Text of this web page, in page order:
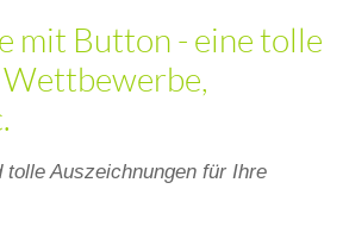
mit Button - eine tolle
Auszeichnungen für Ihre